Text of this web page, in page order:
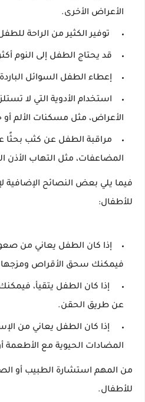
الأعراض الأخرى.
توفير الكثير من الراحة
قد يحتاج الطفل إلى النوم
إعطاء الطفل السوائل
استخدام الأدوية التي لا
الأعراض، مثل مسكنات الألم أو
مراقبة الطفل عن كثب بحثًا
المضاعفات، مثل التهاب الأذن
فيما يلي بعض النصائح الإضافية
للأطفال:
إذا كان الطفل يعاني من
فيمكنك سحق الأقراص ومزجها
إذا كان الطفل يتقيأ،
عن طريق الحقن.
إذا كان الطفل يعاني من
المضادات الحيوية مع الأطعمة
من المهم استشارة الطبيب أو
للأطفال.